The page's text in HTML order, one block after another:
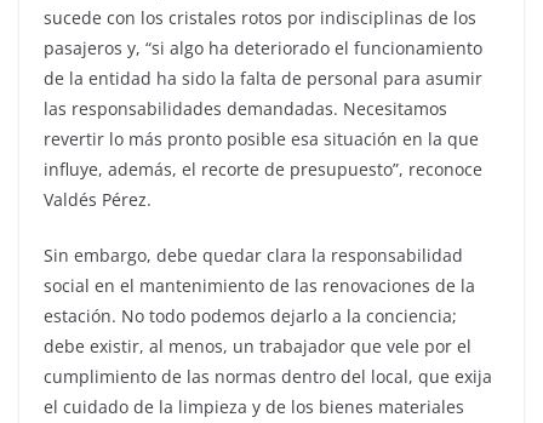
sucede con los cristales rotos por indisciplinas de los
pasajeros y, “si algo ha deteriorado el funcionamiento
de la entidad ha sido la falta de personal para asumir
las responsabilidades demandadas. Necesitamos
revertir lo más pronto posible esa situación en la que
influye, además, el recorte de presupuesto”, reconoce
Valdés Pérez.
Sin embargo, debe quedar clara la responsabilidad
social en el mantenimiento de las renovaciones de la
estación. No todo podemos dejarlo a la conciencia;
debe existir, al menos, un trabajador que vele por el
cumplimiento de las normas dentro del local, que exija
el cuidado de la limpieza y de los bienes materiales